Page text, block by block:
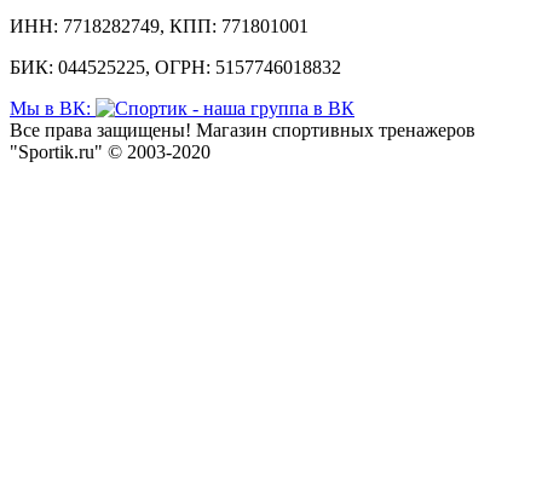
ИНН: 7718282749, КПП: 771801001
БИК: 044525225, ОГРН: 5157746018832
Мы в ВК:
Все права защищены! Магазин спортивных тренажеров
"Sportik.ru" © 2003-2020